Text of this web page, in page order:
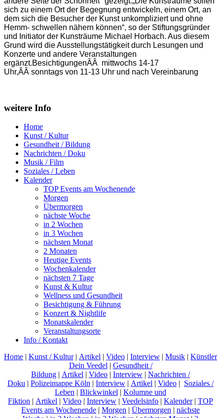
sich zu einem Ort der Begegnung entwickeln, einem Ort, an
dem sich die Besucher der Kunst unkompliziert und ohne
Hemm- schwellen nähern können“, so der Stiftungsgründer
und Initiator der Kunsträume Michael Horbach. Aus diesem
Grund wird die Ausstellungstätigkeit durch Lesungen und
Konzerte und andere Veranstaltungen
ergänzt.BesichtigungenÂÂ mittwochs 14-17
Uhr,ÂÂ sonntags von 11-13 Uhr und nach Vereinbarung
weitere Info
Home
Kunst / Kultur
Gesundheit / Bildung
Nachrichten / Doku
Musik / Film
Soziales / Leben
Kalender
TOP Events am Wochenende
Morgen
Übermorgen
nächste Woche
in 2 Wochen
in 3 Wochen
nächsten Monat
2 Monaten
Heutige Events
Wochenkalender
nächsten 7 Tage
Kunst & Kultur
Wellness und Gesundheit
Besichtigung & Führung
Konzert & Nightlife
Monatskalender
Veranstaltungsorte
Info / Kontakt
Home | Kunst / Kultur| Artikel | Video | Interview | Musik | Künstler
Dein Veedel | Gesundheit /
Bildung | Artikel | Video | Interview | Nachrichten /
Doku | Polizeimappe Köln | Interview | Artikel | Video | Soziales /
Leben | Blickwinkel | Kolumne und
Fiktion | Artikel | Video | Interview | Veedelsinfo | Kalender| TOP
Events am Wochenende | Morgen | Übermorgen | nächste